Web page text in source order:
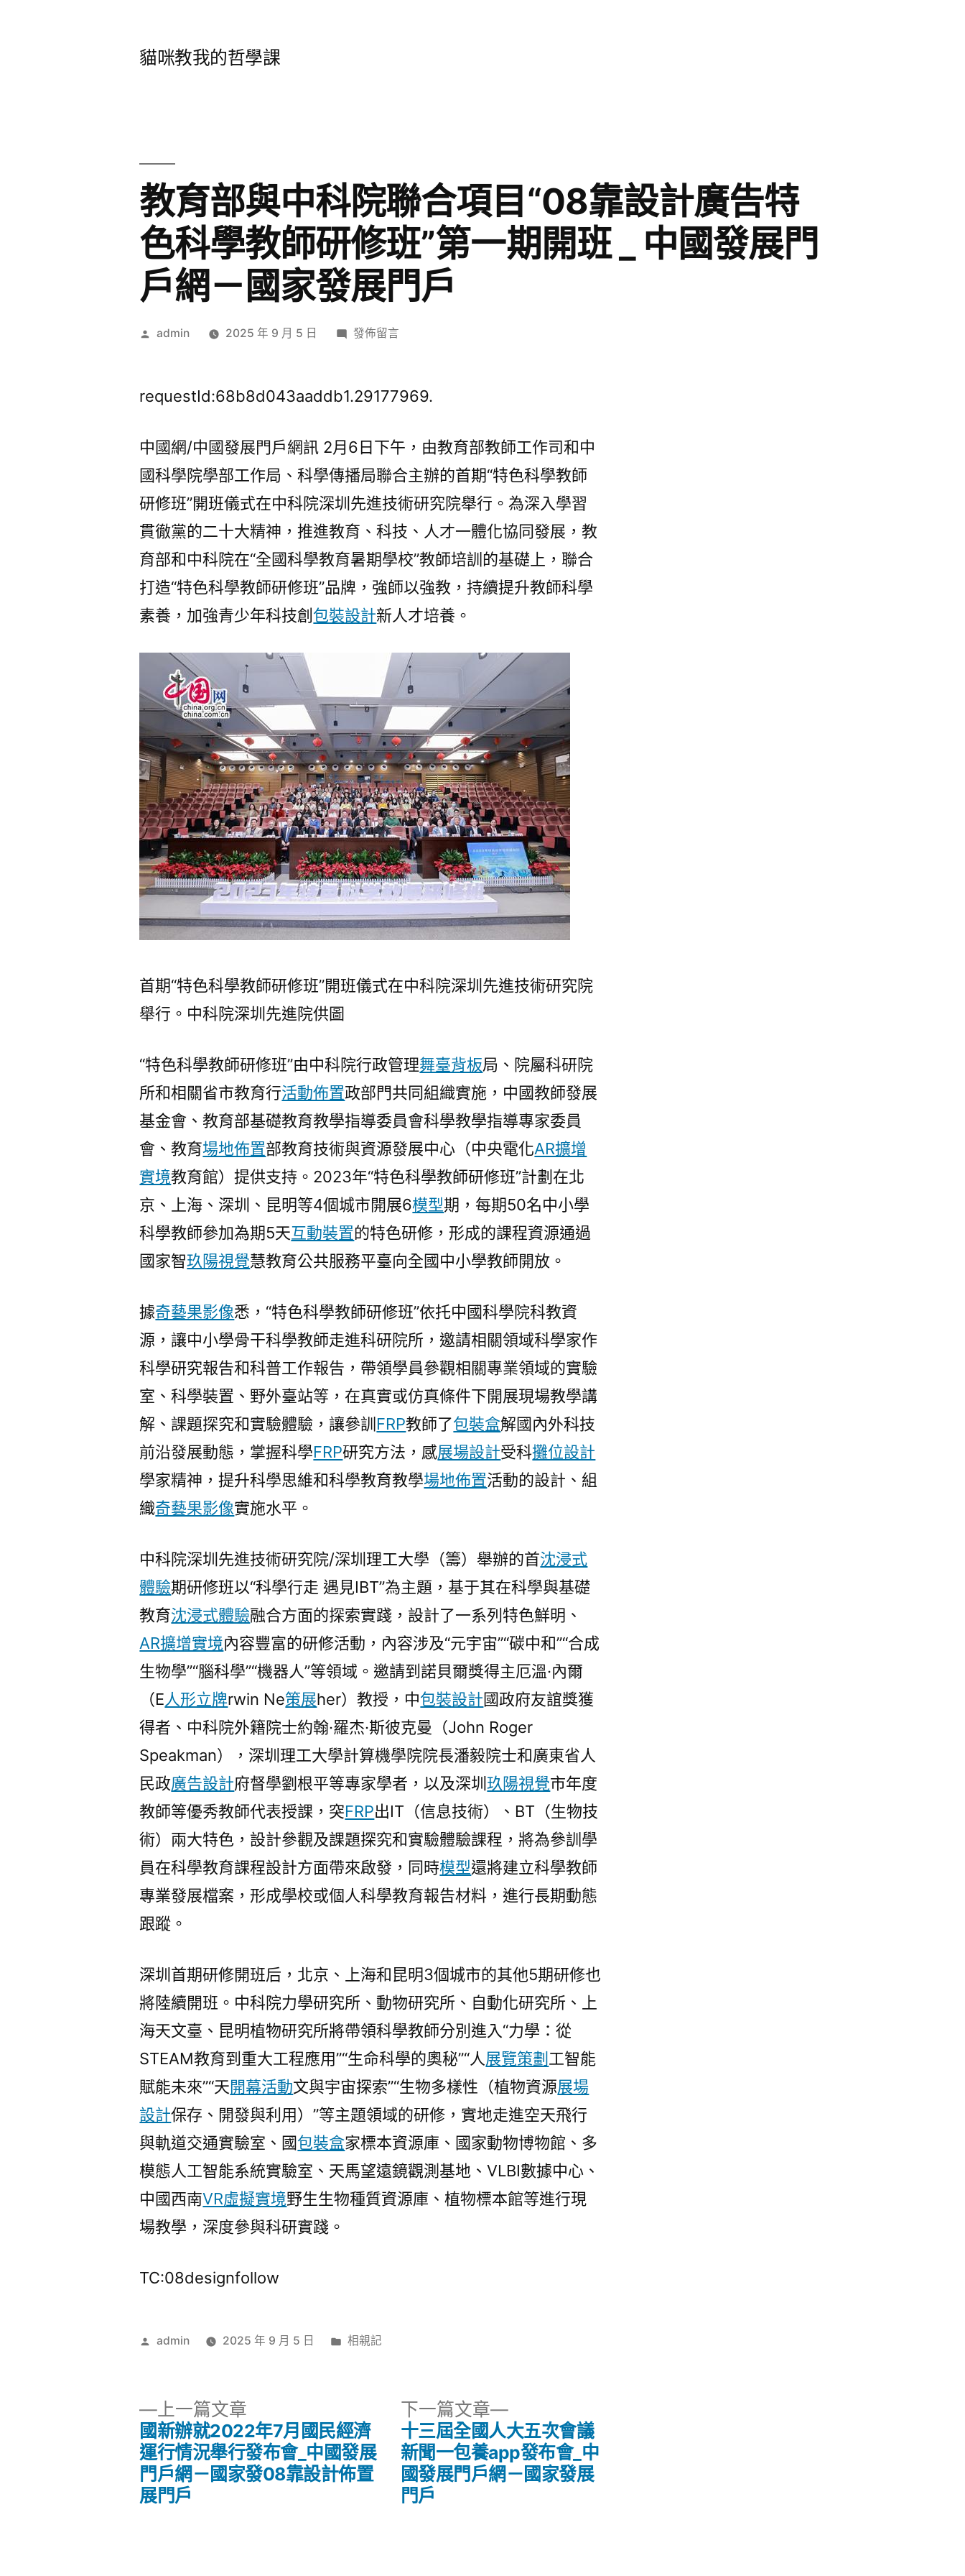
貓咪教我的哲學課
教育部與中科院聯合項目“08靠設計廣告特
色科學教師研修班”第一期開班 _ 中國發展門
戶網－國家發展門戶
作
admin 2025 年 9 月 5 日
在
部
科
院
聯
合
項
目
靠
設
特
色
科
學
教
師
研
修
班”
第
一
期
_
中
展
門
戶
網
國
家
發
門
戶〉
發佈留言
requestId:68b8d043aaddb1.29177969.
中國網/中國發展門戶網訊 2月6日下午，由教育部教師工作司和中
國科學院學部工作局、科學傳播局聯合主辦的首期“特色科學教師
研修班”開班儀式在中科院深圳先進技術研究院舉行。為深入學習
貫徹黨的二十大精神，推進教育、科技、人才一體化協同發展，教
育部和中科院在“全國科學教育暑期學校”教師培訓的基礎上，聯合
打造“特色科學教師研修班”品牌，強師以強教，持續提升教師科學
素養，加強青少年科技創 包裝設計新人才培養。
首期“特色科學教師研修班”開班儀式在中科院深圳先進技術研究院
舉行。中科院深圳先進院供圖
“特色科學教師研修班”由中科院行政管理舞臺背板局、院屬科研院
所和相關省市教育行活動佈置政部門共同組織實施，中國教師發展
基金會、教育部基礎教育教學指導委員會科學教學指導專家委員
會、教育場地佈置部教育技術與資源發展中心（中央電化AR擴增
實境教育館）提供支持。2023年“特色科學教師研修班”計劃在北
京、上海、深圳、昆明等4個城市開展6模型期，每期50名中小學
科學教師參加為期5天互動裝置的特色研修，形成的課程資源通過
國家智玖陽視覺慧教育公共服務平臺向全國中小學教師開放。
據奇藝果影像悉，“特色科學教師研修班”依托中國科學院科教資
源，讓中小學骨干科學教師走進科研院所，邀請相關領域科學家作
科學研究報告和科普工作報告，帶領學員參觀相關專業領域的實驗
室、科學裝置、野外臺站等，在真實或仿真條件下開展現場教學講
解、課題探究和實驗體驗，讓參訓 FRP教師了包裝盒解國內外科技
前沿發展動態，掌握科學FRP研究方法，感展場設計受科攤位設計
學家精神，提升科學思維和科學教育教學場地佈置活動的設計、組
織奇藝果影像實施水平。
中科院深圳先進技術研究院/深圳理工大學（籌）舉辦的首沈浸式
體驗期研修班以“科學行走 遇見IBT”為主題，基于其在科學與基礎
教育沈浸式體驗融合方面的探索實踐，設計了一系列特色鮮明、
AR擴增實境內容豐富的研修活動，內容涉及“元宇宙”“碳中和”“合成
生物學”“腦科學”“機器人”等領域。邀請到諾貝爾獎得主厄溫·內爾
（E人形立牌rwin Ne策展her）教授，中包裝設計國政府友誼獎獲
得者、中科院外籍院士約翰·羅杰·斯彼克曼（John Roger
Speakman），深圳理工大學計算機學院院長潘毅院士和廣東省人
民政廣告設計府督學劉根平等專家學者，以及深圳玖陽視覺市年度
教師等優秀教師代表授課，突FRP出IT（信息技術）、BT（生物技
術）兩大特色，設計參觀及課題探究和實驗體驗課程，將為參訓學
員在科學教育課程設計方面帶來啟發，同時模型還將建立科學教師
專業發展檔案，形成學校或個人科學教育報告材料，進行長期動態
跟蹤。
深圳首期研修開班后，北京、上海和昆明3個城市的其他5期研修也
將陸續開班。中科院力學研究所、動物研究所、自動化研究所、上
海天文臺、昆明植物研究所將帶領科學教師分別進入“力學：從
STEAM教育到重大工程應用”“生命科學的奧秘”“人展覽策劃 工智能
賦能未來”“天開幕活動文與宇宙探索”“生物多樣性（植物資源展場
設計保存、開發與利用）”等主題領域的研修，實地走進空天飛行
與軌道交通實驗室、國包裝盒家標本資源庫、國家動物博物館、多
模態人工智能系統實驗室、天馬望遠鏡觀測基地、VLBI數據中心、
中國西南VR虛擬實境野生生物種質資源庫、植物標本館等進行現
場教學，深度參與科研實踐。
TC:08designfollow
作
admin 2025 年 9 月 5 日
分
相親記
上一篇文章
一
篇
文
國新辦就2022年7月國民經濟
運行情況舉行發布會_中國發展
門戶網－國家發08靠設計佈置
展門戶
下一篇文章
下
一
篇
文
十三屆全國人大五次會議
新聞一包養app發布會_中
國發展門戶網－國家發展
門戶